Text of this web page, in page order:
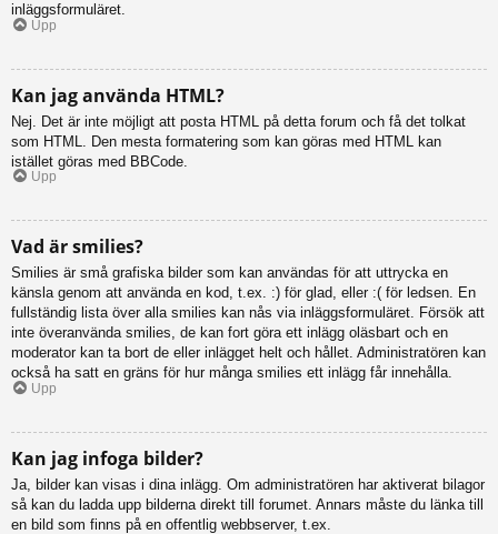
inläggsformuläret.
Upp
Kan jag använda HTML?
Nej. Det är inte möjligt att posta HTML på detta forum och få det tolkat
som HTML. Den mesta formatering som kan göras med HTML kan
istället göras med BBCode.
Upp
Vad är smilies?
Smilies är små grafiska bilder som kan användas för att uttrycka en
känsla genom att använda en kod, t.ex. :) för glad, eller :( för ledsen. En
fullständig lista över alla smilies kan nås via inläggsformuläret. Försök att
inte överanvända smilies, de kan fort göra ett inlägg oläsbart och en
moderator kan ta bort de eller inlägget helt och hållet. Administratören kan
också ha satt en gräns för hur många smilies ett inlägg får innehålla.
Upp
Kan jag infoga bilder?
Ja, bilder kan visas i dina inlägg. Om administratören har aktiverat bilagor
så kan du ladda upp bilderna direkt till forumet. Annars måste du länka till
en bild som finns på en offentlig webbserver, t.ex.